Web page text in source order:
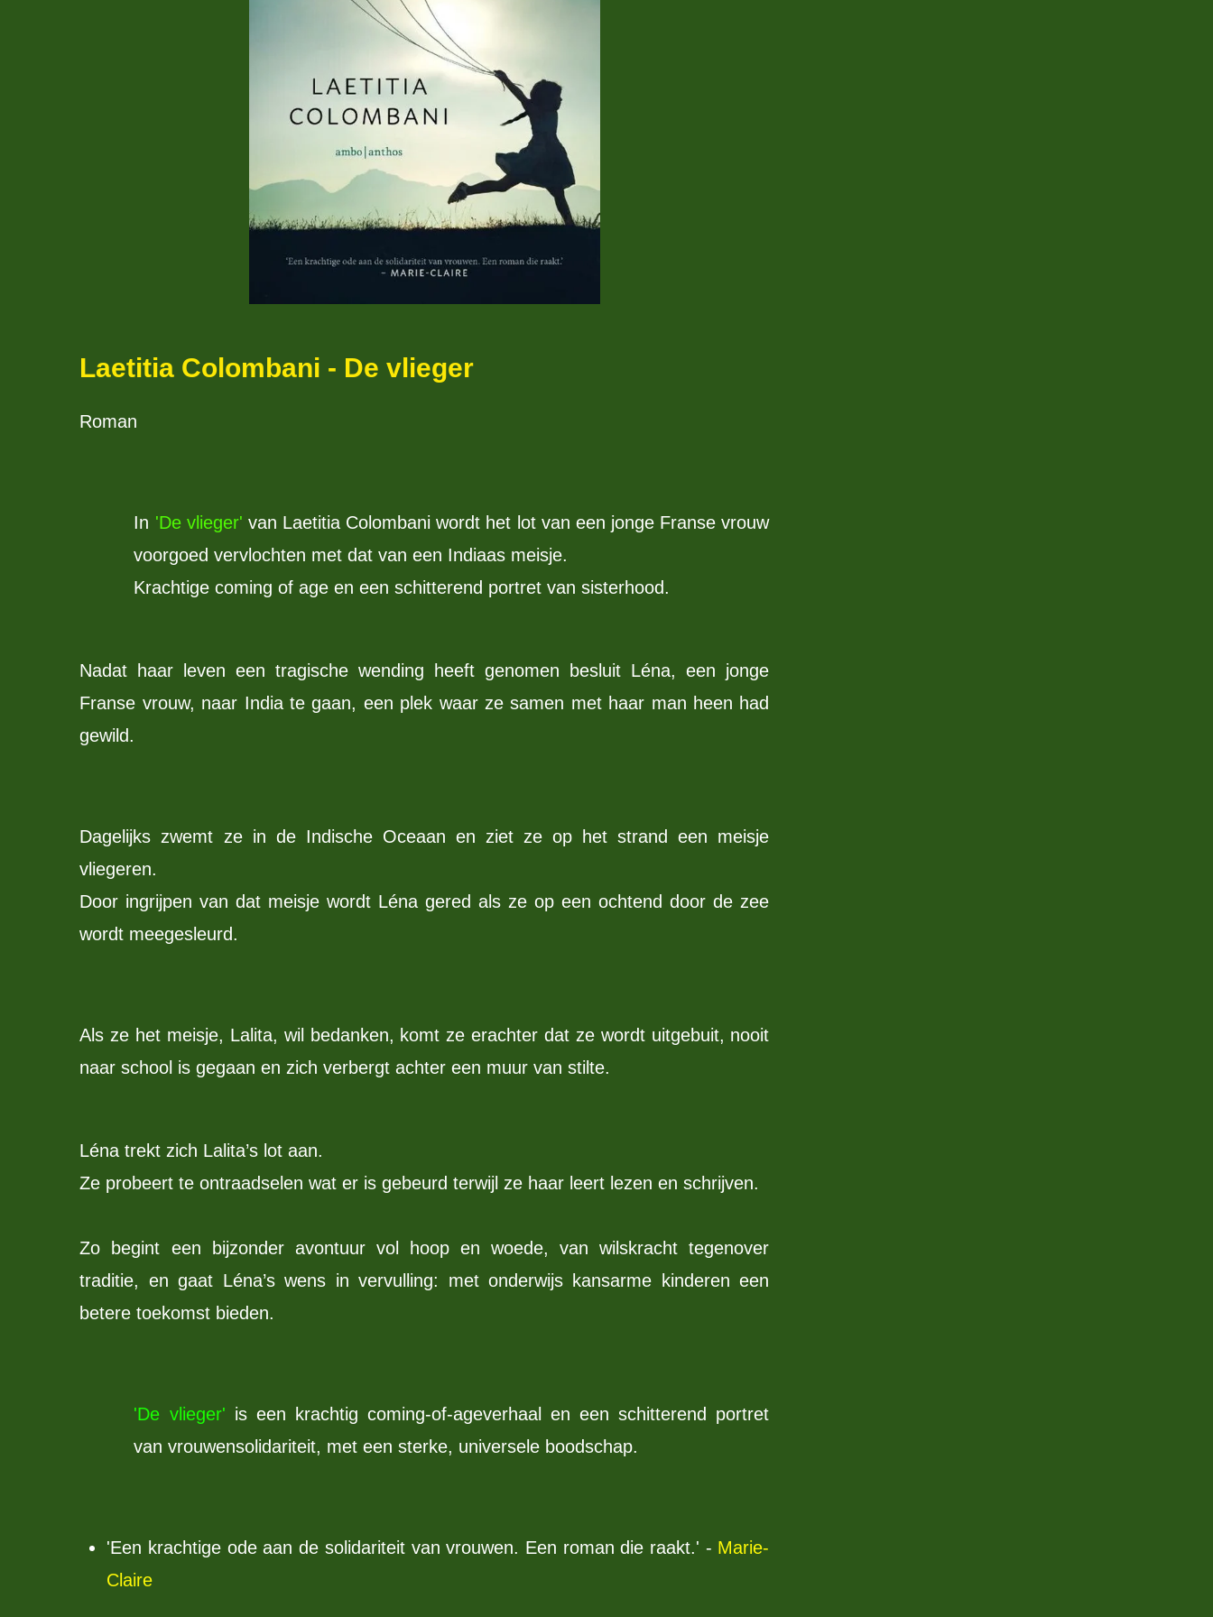
Laetitia Colombani - De vlieger
Roman
In 'De vlieger' van Laetitia Colombani wordt het lot van een jonge Franse vrouw
voorgoed vervlochten met dat van een Indiaas meisje.
Krachtige coming of age en een schitterend portret van sisterhood.
Nadat haar leven een tragische wending heeft genomen besluit Léna, een jonge
Franse vrouw, naar India te gaan, een plek waar ze samen met haar man heen had
gewild.
Dagelijks zwemt ze in de Indische Oceaan en ziet ze op het strand een meisje
vliegeren.
Door ingrijpen van dat meisje wordt Léna gered als ze op een ochtend door de zee
wordt meegesleurd.
Als ze het meisje, Lalita, wil bedanken, komt ze erachter dat ze wordt uitgebuit, nooit
naar school is gegaan en zich verbergt achter een muur van stilte.
Léna trekt zich Lalita’s lot aan.
Ze probeert te ontraadselen wat er is gebeurd terwijl ze haar leert lezen en schrijven.
Zo begint een bijzonder avontuur vol hoop en woede, van wilskracht tegenover
traditie, en gaat Léna’s wens in vervulling: met onderwijs kansarme kinderen een
betere toekomst bieden.
'De vlieger' is een krachtig coming-of-ageverhaal en een schitterend portret
van vrouwensolidariteit, met een sterke, universele boodschap.
'Een krachtige ode aan de solidariteit van vrouwen. Een roman die raakt.' - Marie-
Claire